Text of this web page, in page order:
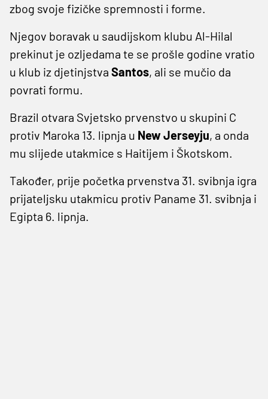
zbog svoje fizičke spremnosti i forme.
Njegov boravak u saudijskom klubu Al-Hilal
prekinut je ozljedama te se prošle godine vratio
u klub iz djetinjstva Santos, ali se mučio da
povrati formu.
Brazil otvara Svjetsko prvenstvo u skupini C
protiv Maroka 13. lipnja u New Jerseyju, a onda
mu slijede utakmice s Haitijem i Škotskom.
Također, prije početka prvenstva 31. svibnja igra
prijateljsku utakmicu protiv Paname 31. svibnja i
Egipta 6. lipnja.